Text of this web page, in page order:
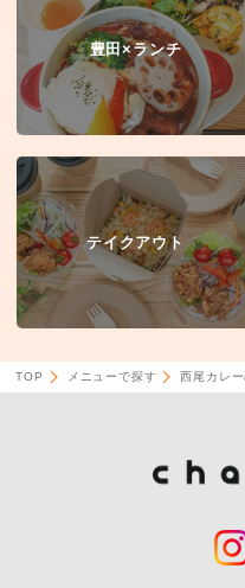
豊田×ランチ
テイクアウト
TOP メニューで探す 西尾カレ